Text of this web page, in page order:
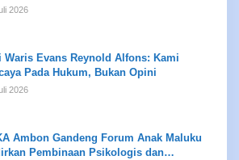
Pengadilan
2026
Waris Evans Reynold Alfons: Kami
Pada Hukum, Bukan Opini
2026
Ambon Gandeng Forum Anak Maluku
Pembinaan Psikologis dan